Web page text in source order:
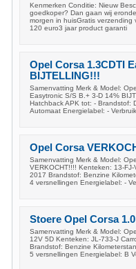
Kenmerken Conditie: Nieuw
goedkoper? Dan gaan wij
morgen in huisGratis
120 euro3 jaar product garanti
Opel Corsa 1.3CDTI
BIJTELLING!!!
Samenvatting Merk & Model:
Easytronic S/S B.+ 3-D 14%
Hatchback APK tot: - Brandstof:
Automaat Energielabel: -
Opel Corsa
Samenvatting Merk & Model:
VERKOCHT!!!! Kenteken: 13-
2017 Brandstof: Benzine
4 versnellingen Energielabel: -
Stoere Opel Corsa 1.0
Samenvatting Merk & Model:
12V 5D Kenteken: JL-733-J
Brandstof: Benzine
5 versnellingen Energielabel: B